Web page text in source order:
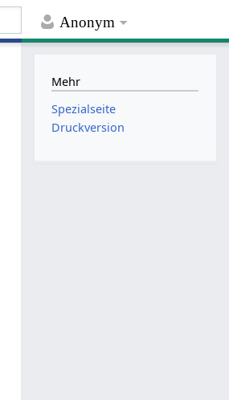
Anonym
Mehr
Spezialseite
Druckversion